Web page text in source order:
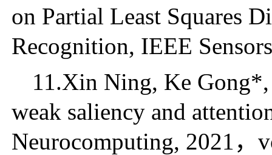
on Partial Least Squares
Recognition, IEEE
11.Xin Ning, Ke
weak saliency and
Neurocomputing, 2021 ，